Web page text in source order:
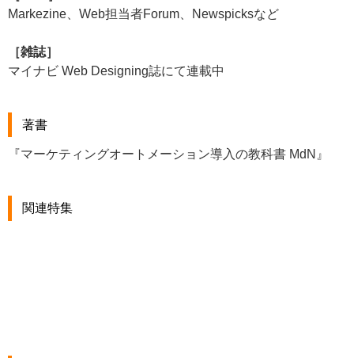
Markezine、Web担当者Forum、Newspicksなど
［雑誌］
マイナビ Web Designing誌にて連載中
著書
『マーケティングオートメーション導入の教科書 MdN』
関連特集